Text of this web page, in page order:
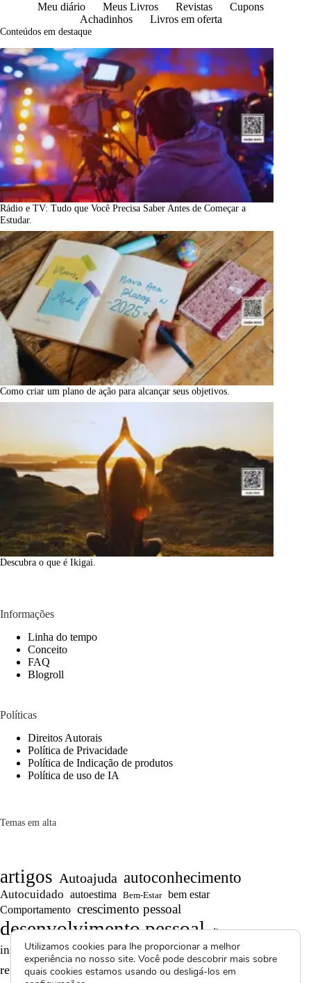
Meu diário Meus Livros Revistas
Cupons
Achadinhos
Livros em oferta
Conteúdos em destaque
Rádio e TV: Tudo que Você Precisa Saber Antes de Começar a
Estudar.
Como criar um plano de ação para alcançar seus objetivos.
Descubra o que é Ikigai.
Informações
Linha do tempo
Conceito
FAQ
Blogroll
Políticas
Direitos Autorais
Política de Privacidade
Política de Indicação de produtos
Política de uso de IA
Temas em alta
artigos Autoajuda autoconhecimento
Autocuidado autoestima Bem-Estar bem estar
Comportamento crescimento pessoal
desenvolvimento pessoal dicas
inspiração Motivação produtividade Projetos autorais
reflexão Reflexões Reflexões de Vida
Utilizamos cookies para lhe proporcionar a melhor
experiência no nosso site. Você pode descobrir mais sobre
quais cookies estamos usando ou desligá-los em